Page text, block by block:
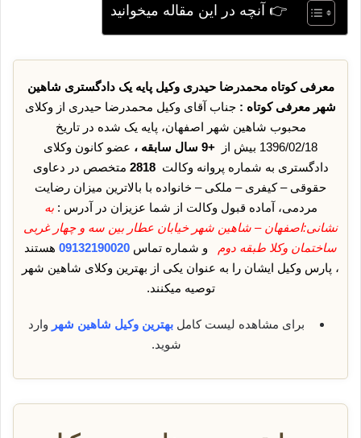
👉 آنچه در این مقاله میخوانید
معرفی کوتاه محمدرضا حیدری وکیل پایه یک دادگستری شاهین
شهر معرفی کوتاه : جناب آقای وکیل محمدرضا حیدری از وکلای
محبوب شاهین شهر اصفهان، پایه یک شده در تاریخ
1396/02/18 بیش از
+9 سال سابقه ،
عضو کانون وکلای
دادگستری به شماره پروانه وکالت2818 متخصص در دعاوی
حقوقی – کیفری – ملکی – خانواده با بالاترین میزان رضایت
مردمی، آماده قبول وکالت از شما عزیزان در آدرس :به
نشانی:اصفهان – شاهین شهر خیابان عطار بین سه و چهار غربی
ساختمان وکلا طبقه دوم
و شماره تماس 09132190020 هستند
، پارس وکیل ایشان را به عنوان یکی از بهترین وکلای شاهین شهر
توصیه میکنند.
برای مشاهده لیست کامل بهترین وکیل شاهین شهر وارد
شوید.